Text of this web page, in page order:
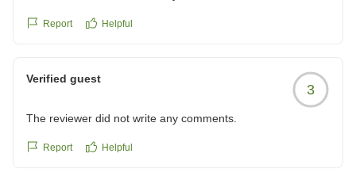
ただける空間を
誠に勝手ではございますが、再度のご利用をお待ち申し
Report Helpful
Verified guest
3
The reviewer did not write any comments.
Report Helpful